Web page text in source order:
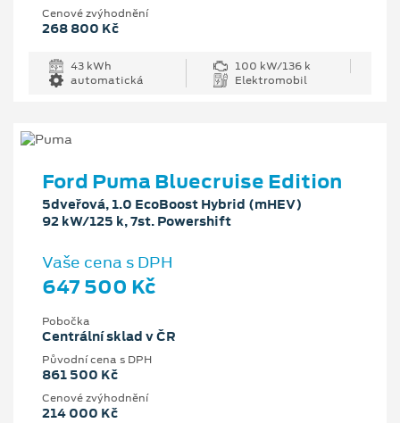
Cenové zvýhodnění
268 800 Kč
43 kWh
100 kW/136 k
automatická
Elektromobil
Ford Puma Bluecruise Edition
5dveřová, 1.0 EcoBoost Hybrid (mHEV)
92 kW/125 k, 7st. Powershift
Vaše cena s DPH
647 500 Kč
Pobočka
Centrální sklad v ČR
Původní cena s DPH
861 500 Kč
Cenové zvýhodnění
214 000 Kč